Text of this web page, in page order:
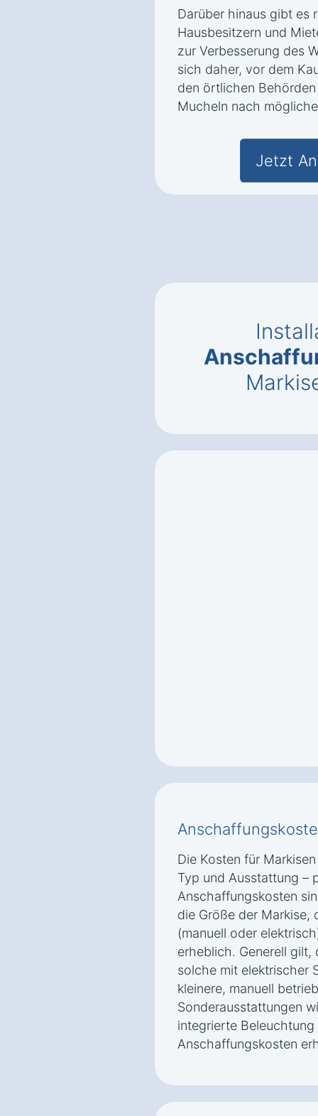
Darüber hinaus gibt es
Hausbesitzern und
zur Verbesserung des
sich daher, vor dem
den örtlichen
Mucheln nach
Jetzt
Die Kosten für
Typ und Ausstattung –
Anschaffungskosten
die Größe der Markise,
(manuell oder
erheblich. Generell gilt,
solche mit elektrischer
kleinere, manuell
Sonderausstattungen
integrierte Beleuchtung
Anschaffungskosten